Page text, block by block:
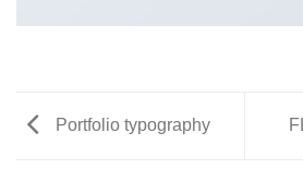
Portfolio typography